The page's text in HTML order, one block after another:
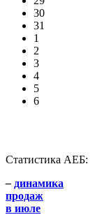
30
31
1
2
3
4
5
6
Статистика АЕБ:
– динамика
продаж
в июле